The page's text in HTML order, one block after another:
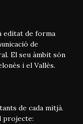
editat de forma
de
El seu àmbit són
i el Vallès.
de cada mitjà.
projecte: